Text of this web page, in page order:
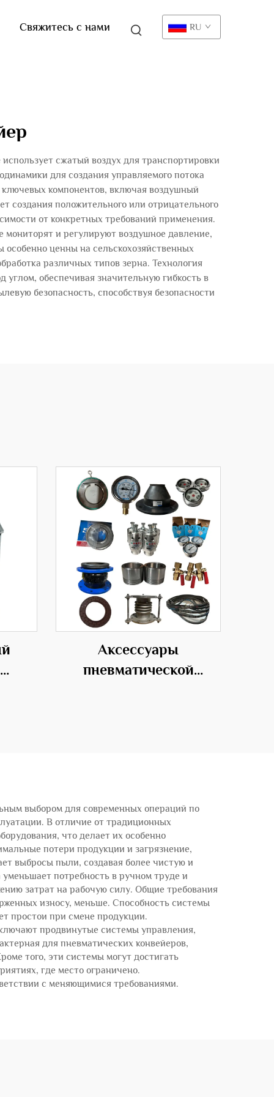
Свяжитесь с нами RU
сжатый воздух для транспортировки
для создания управляемого потока
ключевых компонентов, включая воздушный
создания положительного или отрицательного
от конкретных требований применения.
и регулируют воздушное давление,
ценны на сельскохозяйственных
различных типов зерна. Технология
обеспечивая значительную гибкость в
безопасность, способствуя безопасности
Аксессуары
пневматической
выбором для современных операций по
В отличие от традиционных
что делает их особенно
потери продукции и загрязнение,
выбросы пыли, создавая более чистую и
потребность в ручном труде и
затрат на рабочую силу. Общие требования
износу, меньше. Способность системы
простои при смене продукции.
продвинутые системы управления,
для пневматических конвейеров,
того, эти системы могут достигать
где место ограничено.
с меняющимися требованиями.